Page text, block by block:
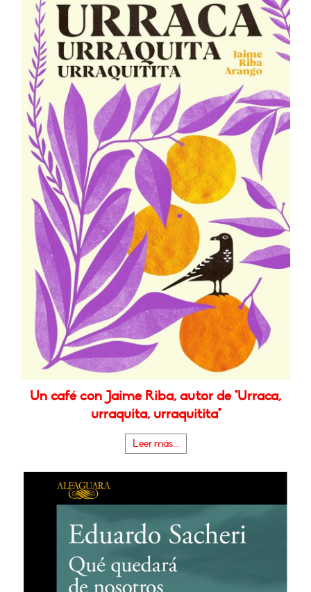
Un café con Jaime Riba, autor de "Urraca,
urraquita, urraquitita"
Leer más...